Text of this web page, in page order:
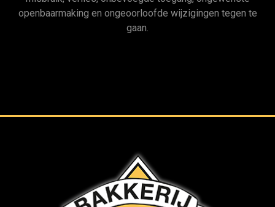
openbaarmaking en ongeoorloofde wijzigingen tegen te
gaan.